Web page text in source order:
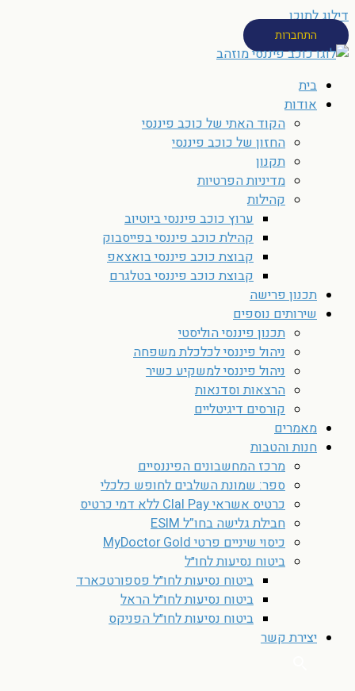
דילוג לתוכן
התחברות
בית
אודות
הקוד האתי של כוכב פיננסי
החזון של כוכב פיננסי
תקנון
מדיניות הפרטיות
קהילות
ערוץ כוכב פיננסי ביוטיוב
קהילת כוכב פיננסי בפייסבוק
קבוצת כוכב פיננסי בואצאפ
קבוצת כוכב פיננסי בטלגרם
תכנון פרישה
שירותים נוספים
תכנון פיננסי הוליסטי
ניהול פיננסי לכלכלת משפחה
ניהול פיננסי למשקיע כשיר
הרצאות וסדנאות
קורסים דיגיטליים
מאמרים
חנות והטבות
מרכז המחשבונים הפיננסיים
ספר: שמונת השלבים לחופש כלכלי
כרטיס אשראי Clal Pay ללא דמי כרטיס
חבילת גלישה בחו”ל ESIM
כיסוי שיניים פרטי MyDoctor Gold
ביטוח נסיעות לחו״ל
ביטוח נסיעות לחו״ל פספורטכארד
ביטוח נסיעות לחו״ל הראל
ביטוח נסיעות לחו״ל הפניקס
יצירת קשר